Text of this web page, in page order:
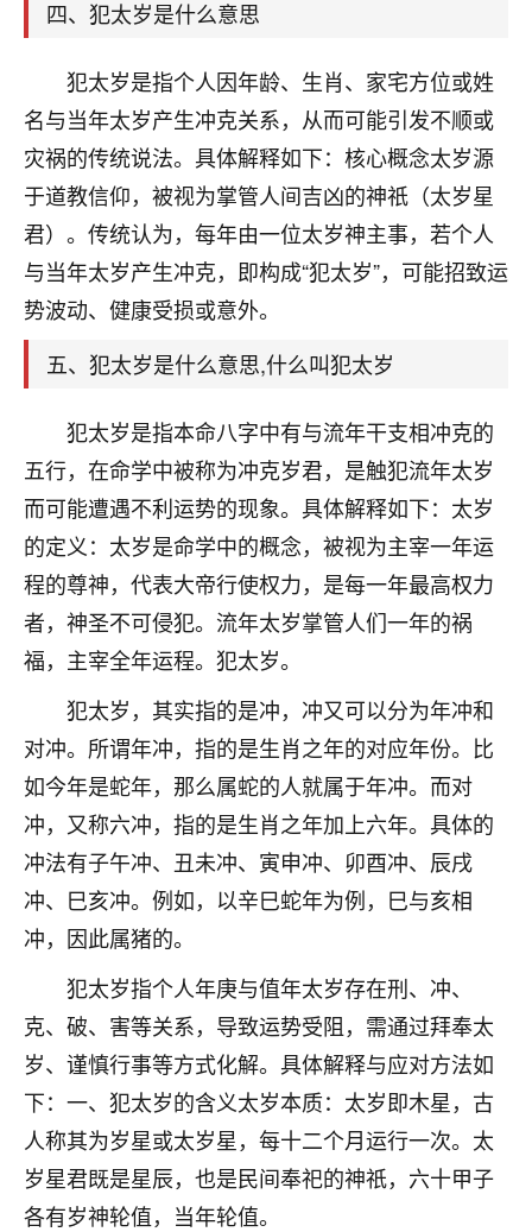
四、犯太岁是什么意思
犯太岁是指个人因年龄、生肖、家宅方位或姓
名与当年太岁产生冲克关系，从而可能引发不顺或
灾祸的传统说法。具体解释如下：核心概念太岁源
于道教信仰，被视为掌管人间吉凶的神祇（太岁星
君）。传统认为，每年由一位太岁神主事，若个人
与当年太岁产生冲克，即构成“犯太岁”，可能招致运
势波动、健康受损或意外。
五、犯太岁是什么意思,什么叫犯太岁
犯太岁是指本命八字中有与流年干支相冲克的
五行，在命学中被称为冲克岁君，是触犯流年太岁
而可能遭遇不利运势的现象。具体解释如下：太岁
的定义：太岁是命学中的概念，被视为主宰一年运
程的尊神，代表大帝行使权力，是每一年最高权力
者，神圣不可侵犯。流年太岁掌管人们一年的祸
福，主宰全年运程。犯太岁。
犯太岁，其实指的是冲，冲又可以分为年冲和
对冲。所谓年冲，指的是生肖之年的对应年份。比
如今年是蛇年，那么属蛇的人就属于年冲。而对
冲，又称六冲，指的是生肖之年加上六年。具体的
冲法有子午冲、丑未冲、寅申冲、卯酉冲、辰戌
冲、巳亥冲。例如，以辛巳蛇年为例，巳与亥相
冲，因此属猪的。
犯太岁指个人年庚与值年太岁存在刑、冲、
克、破、害等关系，导致运势受阻，需通过拜奉太
岁、谨慎行事等方式化解。具体解释与应对方法如
下：一、犯太岁的含义太岁本质：太岁即木星，古
人称其为岁星或太岁星，每十二个月运行一次。太
岁星君既是星辰，也是民间奉祀的神祇，六十甲子
各有岁神轮值，当年轮值。
大环境不好，但是我家生意还可以，前几天又
2小时前 来自海南 18
梦醒时分
我女儿高二叛逆，大半年不上学，一说她就要死要活
的，把我们两口子愁的不行，朋友给我推荐的慧来老
师，一开始我是病急乱投医，这半年来，法事一个个
做完，我女儿跟变了个人一样，不期望她能考多好的
大学，只要能安安稳稳的把书读了，身体心理都健健
3小时前 来自河北 16
付深
我是公司人事调整，有升迁机会，但同时竞争的我们
三个，找老师的时候是抱着侥幸心理，没想到老师看
着我晋升有望，我半信半疑的按照老师建议，做了化
太岁还有一个发钱粮，本来年前的人事调整，拖到年
后，我以为都没戏了，结果开年一上班，开会提拔升
职第一个就是我，职务无所谓，主要是底薪加了
3000，非常开心，无论如何，感恩感谢！🙏🏻
鹿森：恭喜升职加薪！！，请客吗？�
12小时前 来自北京
心心相印
我身体不太好，总是病病殃殃的，去检查又没什么大
问题，反正就是不舒服。中医西医看遍了，找不到问
题，后来无意中看到有人推荐慧来老师，跟老师聊过
之后，心情豁然开朗，也听老师建议，处理了一些因
果问题。今年以来，身体比以前好多，主要是心情好
了，老师说境随心转，现在深有体会了。
鹿森：是的，其实跟老师聊过之后，最大的感
触，首先就是心态会变好，万般皆是命，半点
不由人！
1天前 来自四川 9